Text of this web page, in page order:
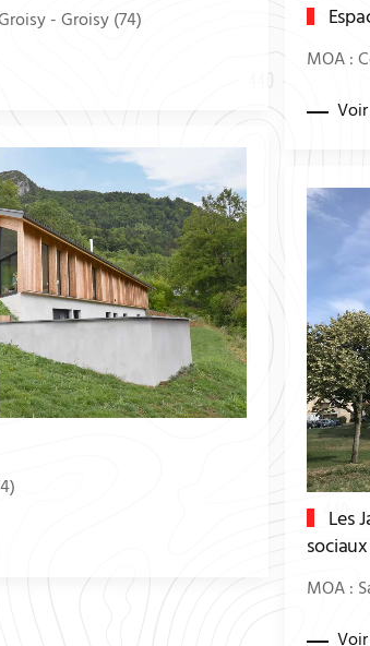
- Groisy (74)
MOA :
Les
sociaux
MOA :